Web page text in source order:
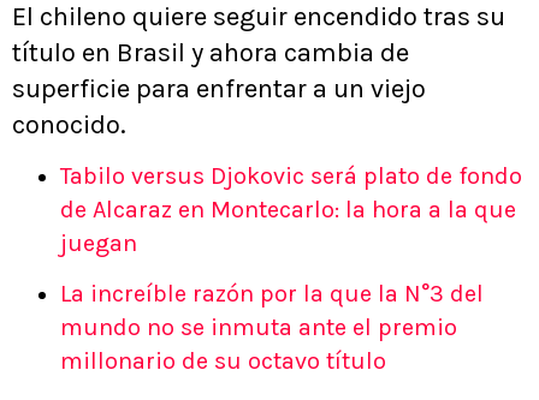
El chileno quiere seguir encendido tras su
título en Brasil y ahora cambia de
superficie para enfrentar a un viejo
conocido.
Tabilo versus Djokovic será plato de fondo
de Alcaraz en Montecarlo: la hora a la que
juegan
La increíble razón por la que la N°3 del
mundo no se inmuta ante el premio
millonario de su octavo título